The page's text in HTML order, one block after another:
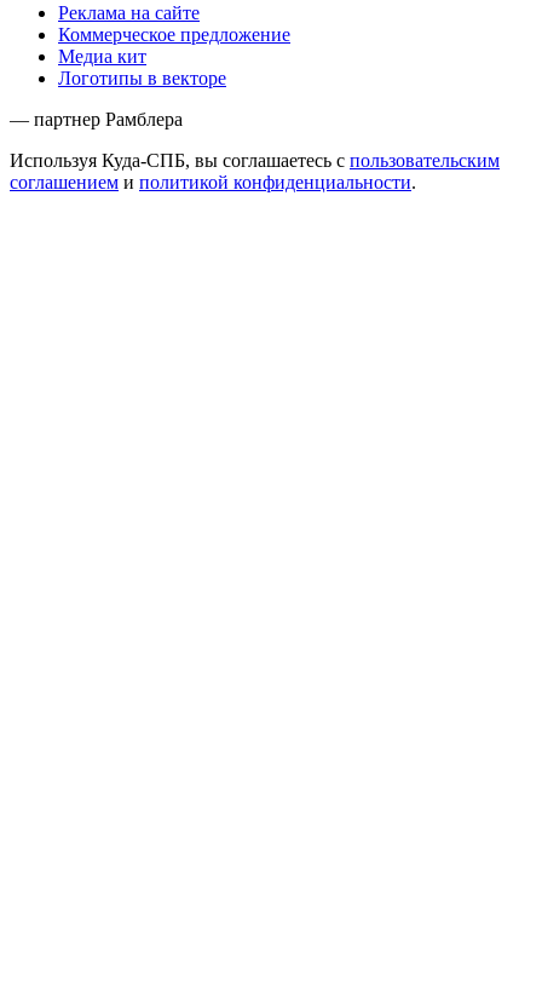
Реклама на сайте
Коммерческое предложение
Медиа кит
Логотипы в векторе
— партнер Рамблера
Используя Куда-СПБ, вы соглашаетесь с пользовательским
соглашением и политикой конфиденциальности.